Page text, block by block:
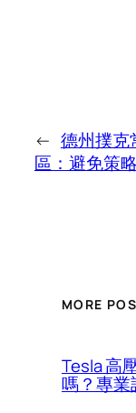
← 德州撲克
區：避免策
MORE
Tesla 高
嗎？專業